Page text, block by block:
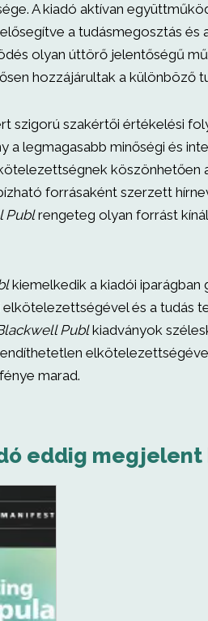
A kiadó aktívan
a tudásmegosztás és
olyan úttörő jelentőségű
hozzájárultak a különböző
szigorú szakértői értékelési
a legmagasabb minőségi és
köszönhetően
forrásaként szerzett
Publrengeteg olyan forrást
kiemelkedik a kiadói iparágban
és a tudás
Publkiadványok
marad.
eddig megjelent